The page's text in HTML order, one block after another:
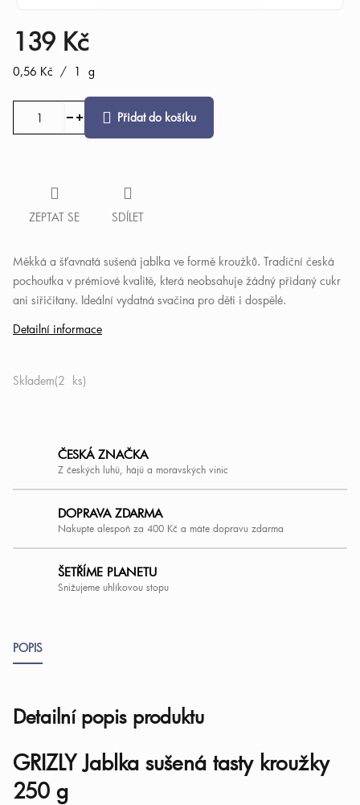
139 Kč
Měrná
0,56 Kč / 1 g
Skladem(2 ks)
Přidat do košíku
Měkká a šťavnatá sušená jablka ve formě kroužků. Tradiční česká
pochoutka v prémiové kvalitě, která neobsahuje žádný přidaný cukr
ani siřičitany. Ideální vydatná svačina pro děti i dospělé.
Detailní informace
ZEPTAT SE SDÍLET
ČESKÁ ZNAČKA
Z českých luhů, hájů a moravských vinic
DOPRAVA ZDARMA
Nakupte alespoň za 400 Kč a máte dopravu zdarma
ŠETŘÍME PLANETU
Snižujeme uhlíkovou stopu
POPIS
Detailní popis produktu
GRIZLY Jablka sušená tasty kroužky
250 g